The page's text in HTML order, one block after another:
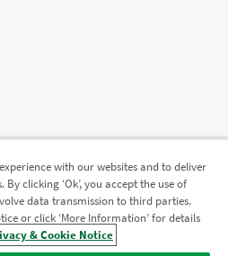
Qlik 社区
Legal Policies 法律条规
with our websites and to deliver
clicking ‘Ok’, you accept the use of
data transmission to third parties.
or click ‘More Information’ for details
& Cookie Notice